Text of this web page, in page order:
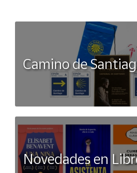
Camino de
Novedades en